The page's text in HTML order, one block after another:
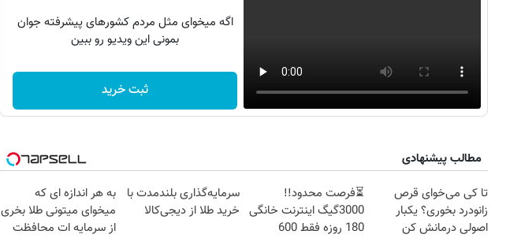
اگه میخوای مثل مردم کشورهای پیشرفته جوان
بمونی این ویدیو رو ببین
ثبت خرید
مطالب پیشنهادی
تا کی می‌خوای قرص
زانودرد بخوری؟ یکبار
اصولی درمانش کن
⏳فرصت محدود!!
3000گیگ اینترنت خانگی
180 روزه فقط 600
سرمایه‌گذاری بلندمدت با
خرید طلا از دیجی‌کالا
به هر اندازه ای که
میخوای میتونی طلا بخری
از سرمایه ات محافظت